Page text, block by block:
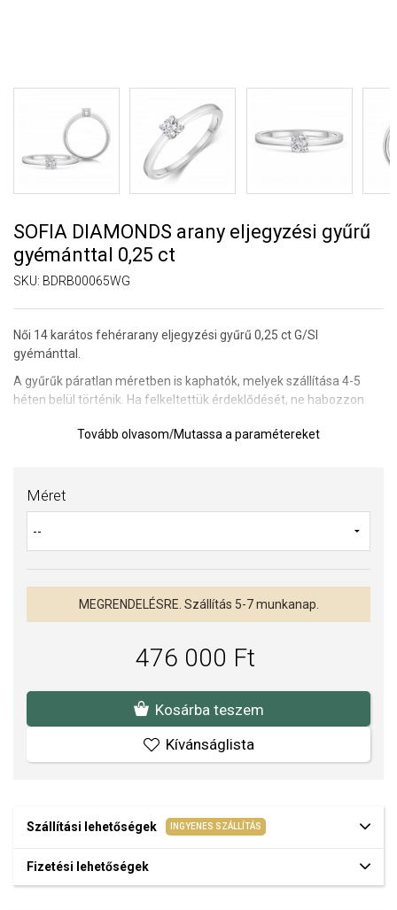
SOFIA DIAMONDS arany eljegyzési gyűrű
gyémánttal 0,25 ct
SKU: BDRB00065WG
Női 14 karátos fehérarany eljegyzési gyűrű 0,25 ct G/SI
gyémánttal.
A gyűrűk páratlan méretben is kaphatók, melyek szállítása 4-5
héten belül történik. Ha felkeltettük érdeklődését, ne habozzon
Az eljegyzési gyűrűkről
Tovább olvasom/Mutassa a paramétereket
Méret
MEGRENDELÉSRE. Szállítás 5-7 munkanap.
476 000 Ft
Kosárba teszem
Kívánságlista
Szállítási lehetőségek INGYENES SZÁLLÍTÁS
Fizetési lehetőségek